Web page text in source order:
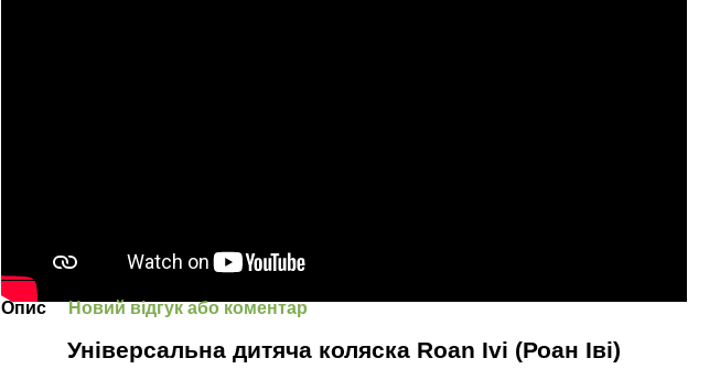
Опис Новий відгук або коментар
Універсальна дитяча коляска Roan Ivi (Роан Іві)